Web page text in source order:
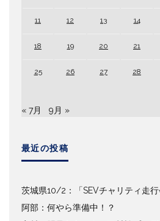
11 12 13 14
18 19 20 21
25 26 27 28
« 7月 9月 »
最近の投稿
茨城県10/2：「SEVチャリティ走
阿部：何やら準備中！？